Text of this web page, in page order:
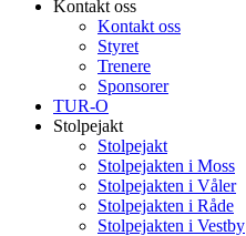
Kontakt oss
Kontakt oss
Styret
Trenere
Sponsorer
TUR-O
Stolpejakt
Stolpejakt
Stolpejakten i Moss
Stolpejakten i Våler
Stolpejakten i Råde
Stolpejakten i Vestby